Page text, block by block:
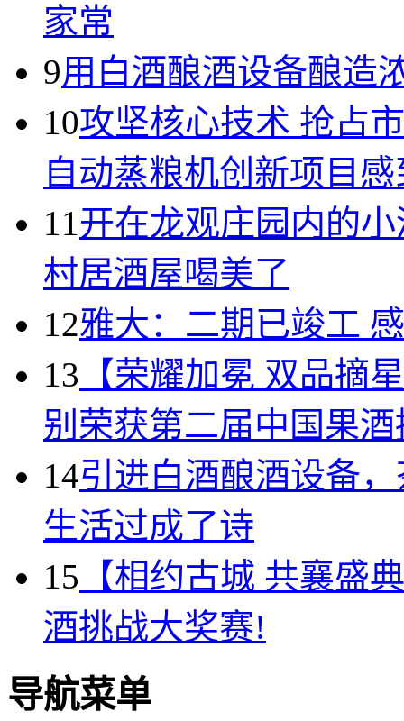
家常
9用白酒酿酒设备酿造
10攻坚核心技术 抢占
自动蒸粮机创新项目
11开在龙观庄园内的
村居酒屋喝美了
12雅大：二期已竣工
13 【荣耀加冕 双品摘
别荣获第二届中国果
14引进白酒酿酒设备
生活过成了诗
15 【相约古城 共襄盛
酒挑战大奖赛!
导航菜单